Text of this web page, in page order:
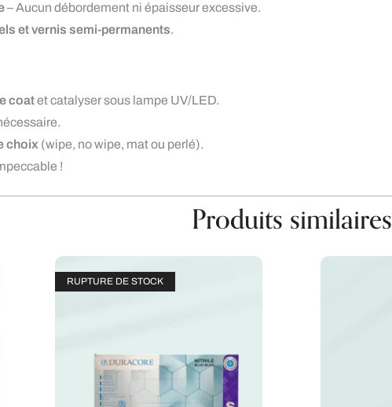
– Aucun débordement ni épaisseur excessive.
et vernis semi-permanents.
coatet catalyser sous lampe UV/LED.
choix (wipe, no wipe, mat ou perlé).
!
Produits similaires
RUPTURE DE STOCK